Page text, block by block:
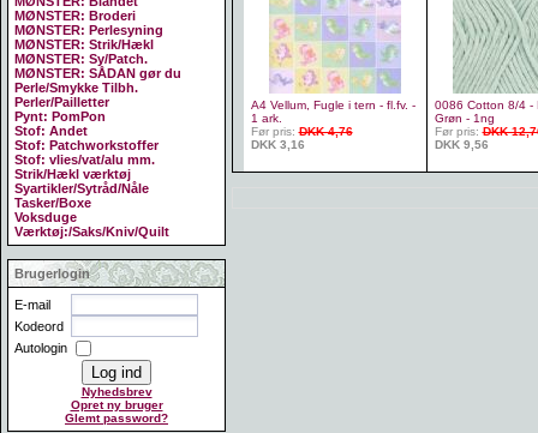
MØNSTER: Broderi
MØNSTER: Perlesyning
MØNSTER: Strik/Hækl
MØNSTER: Sy/Patch.
MØNSTER: SÅDAN gør du
Perle/Smykke Tilbh.
Perler/Pailletter
Pynt: PomPon
Stof: Andet
Stof: Patchworkstoffer
Stof: vlies/vat/alu mm.
Strik/Hækl værktøj
Syartikler/Sytråd/Nåle
Tasker/Boxe
Voksduge
Værktøj:/Saks/Kniv/Quilt
Brugerlogin
E-mail
Kodeord
Autologin
Nyhedsbrev
Opret ny bruger
Glemt password?
A4 Vellum, Fugle i tern - fl.fv. -
1 ark.
Før pris:DKK 4,76
DKK 3,16
0086 Cotton 8/4 -
Grøn - 1ng
Før pris:DKK
DKK 9,56